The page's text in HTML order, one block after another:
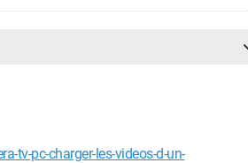
tv-pc-charger-les-videos-d-un-